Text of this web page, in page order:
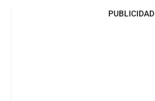
PUBLICIDAD